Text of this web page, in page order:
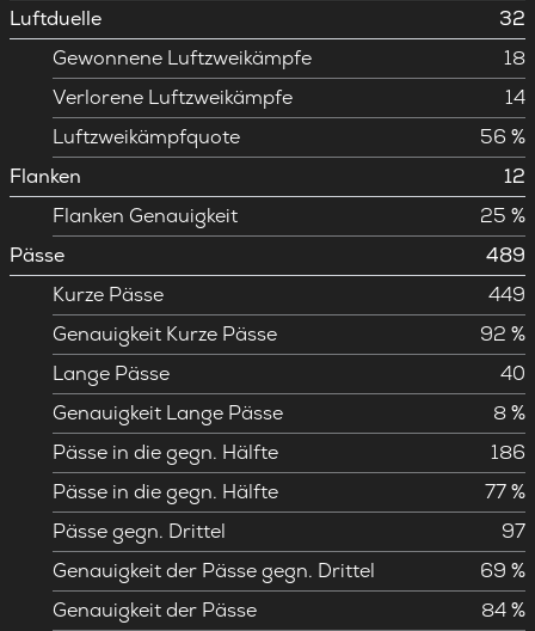
Luftduelle
32
Gewonnene Luftzweikämpfe
18
Verlorene Luftzweikämpfe
14
Luftzweikämpfquote
56 %
Flanken
12
Flanken Genauigkeit
25 %
Pässe
489
Kurze Pässe
449
Genauigkeit Kurze Pässe
92 %
Lange Pässe
40
Genauigkeit Lange Pässe
8 %
Pässe in die gegn. Hälfte
186
Pässe in die gegn. Hälfte
77 %
Pässe gegn. Drittel
97
Genauigkeit der Pässe gegn. Drittel
69 %
Genauigkeit der Pässe
84 %